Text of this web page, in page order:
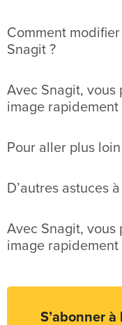
Comment
Snagit ?
Avec Snagit, vous
image rapidement
Pour aller plus loin
D’autres astuces
Avec Snagit, vous
image rapidement
S’abonner